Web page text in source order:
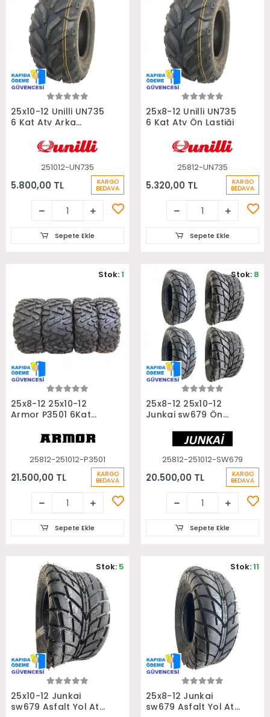
Sepete Ekle
25x10-12 Unilli UN735
6 Kat Atv Arka
251012-UN735
5.800,00 TL KARGO
BEDAVA
Sepete Ekle
Sepete Ekle
25x8-12 Unilli UN735
6 Kat Atv Ön Lastiği
25812-UN735
5.320,00 TL KARGO
BEDAVA
Sepete Ekle
Sepete Ekle
25x8-12 25x10-12
Armor P3501 6Kat
Utv Lastiği
25812-251012-P3501
21.500,00 TL KARGO
BEDAVA
Stok:1
Sepete Ekle
Sepete Ekle
25x8-12 25x10-12
Junkai sw679 Ön
Yol Atv Utv Lastiği
25812-251012-SW679
20.500,00 TL KARGO
BEDAVA
Stok: 8
Sepete Ekle
Sepete Ekle
25x10-12 Junkai
sw679 Asfalt Yol Atv
Stok: 5
Sepete Ekle
25x8-12 Junkai
sw679 Asfalt Yol Atv
Stok:11